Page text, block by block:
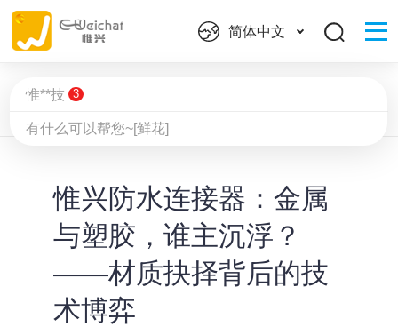
简体中文
首页
​惟兴防水连接器：金属
与塑胶，谁主沉浮？
——材质抉择背后的技
术博弈
惟**技